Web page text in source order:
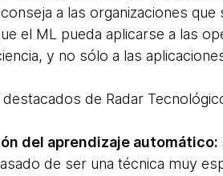
a las organizaciones
el ML pueda aplicarse a las
y no sólo a las
de Radar
del aprendizaje automático:
de ser una técnica muy